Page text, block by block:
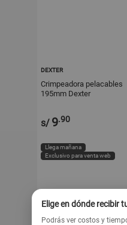
DEXTER
Crimpeadora pelacables
195mm Dexter
s/ 9.90
Llega mañana
Exclusivo para venta web
Elige en dónde recibir
Podrás ver costos y